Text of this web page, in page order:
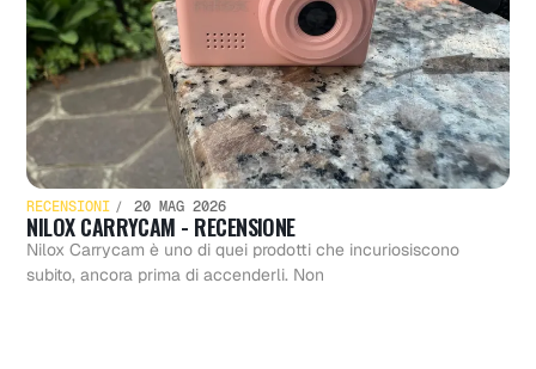
RECENSIONI 20 MAG 2026
NILOX CARRYCAM - RECENSIONE
Nilox Carrycam è uno di quei prodotti che incuriosiscono
subito, ancora prima di accenderli. Non